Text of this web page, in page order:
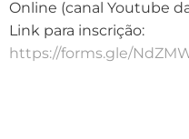
Online (canal Youtube
Link para inscrição:
https://forms.gle/